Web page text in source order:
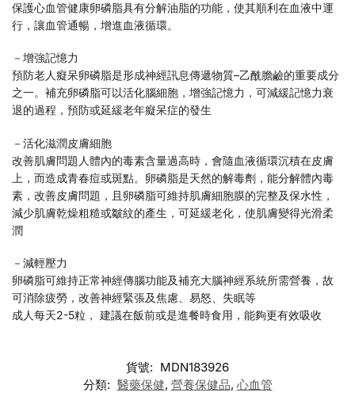
保護心血管健康卵磷脂具有分解油脂的功能，使其順利在血液中運
行，讓血管通暢，增進血液循環。
－增強記憶力
預防老人癡呆卵磷脂是形成神經訊息傳遞物質–乙酰膽鹼的重要成分
之一。補充卵磷脂可以活化腦細胞，增強記憶力，可減緩記憶力衰
退的過程，預防或延緩老年癡呆症的發生
－活化滋潤皮膚細胞
改善肌膚問題人體內的毒素含量過高時，會隨血液循環沉積在皮膚
上，而造成青春痘或斑點。卵磷脂是天然的解毒劑，能分解體內毒
素，改善皮膚問題，且卵磷脂可維持肌膚細胞膜的完整及保水性，
減少肌膚乾燥粗糙或皺紋的產生，可延緩老化，使肌膚變得光滑柔
潤
－減輕壓力
卵磷脂可維持正常神經傳腦功能及補充大腦神經系統所需營養，故
可消除疲勞，改善神經緊張及焦慮、易怒、失眠等
成人每天2-5粒， 建議在飯前或是進餐時食用，能夠更有效吸收
貨號: MDN183926
分類: 醫藥保健, 營養保健品, 心血管